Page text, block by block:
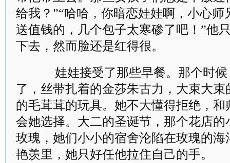
给我？”“哈哈，你暗恋娃娃啊，小心师
送值钱的，几个包子太寒碜了吧！”他
下去，然而脸还是红得很。
娃娃接受了那些早餐。那个时候
了，丝带扎着的金莎朱古力，大束大
的毛茸茸的玩具。她不大懂得拒绝，
会她选择。大二的圣诞节，那个花店的
玫瑰，她们小小的宿舍沦陷在玫瑰的
艳羡里，她只好任他拉住自己的手。